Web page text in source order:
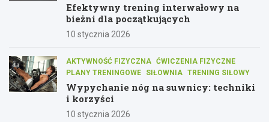
Efektywny trening interwałowy na
bieżni dla początkujących
10 stycznia 2026
AKTYWNOŚĆ FIZYCZNA ĆWICZENIA FIZYCZNE
PLANY TRENINGOWE
SIŁOWNIA TRENING SIŁOWY
Wypychanie nóg na suwnicy: techniki
i korzyści
10 stycznia 2026